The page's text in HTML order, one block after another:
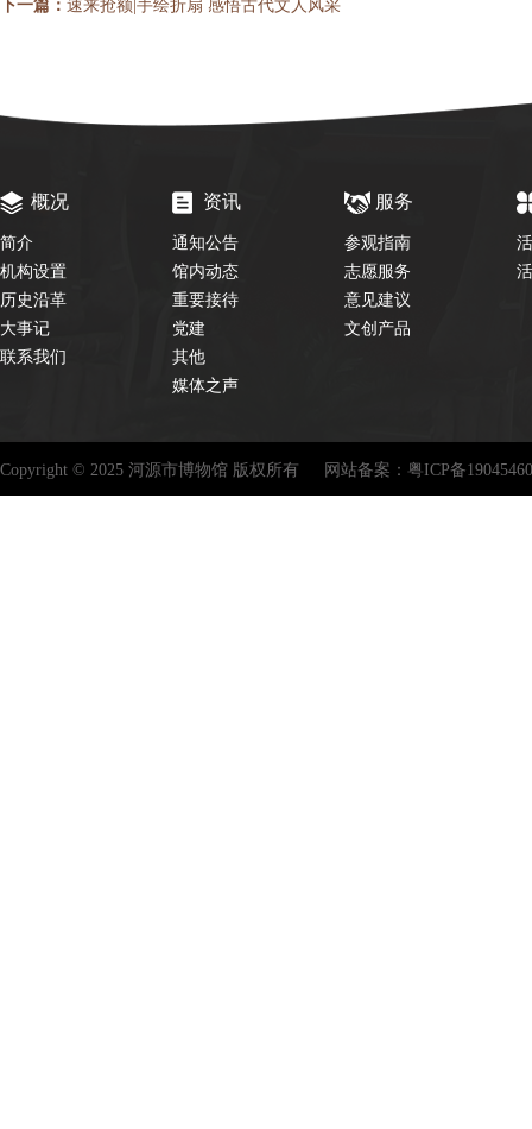
下一篇： 速来抢额|手绘折扇 感悟古代文人风采
概况
简介
机构设置
历史沿革
大事记
联系我们
资讯
通知公告
馆内动态
重要接待
党建
其他
媒体之声
服务
参观指南
志愿服务
意见建议
文创产品
Copyright © 2025 河源市博物馆 版权所有 网站备案： 粤ICP备